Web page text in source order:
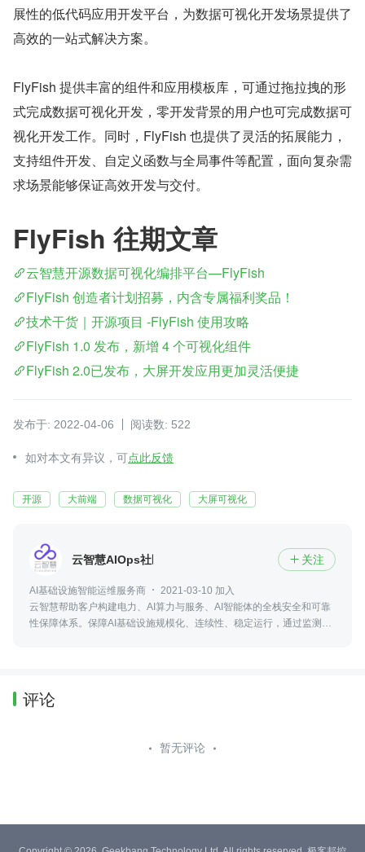
展性的低代码应用开发平台，为数据可视化开发场景提供了
高效的一站式解决方案。
FlyFish 提供丰富的组件和应用模板库，可通过拖拉拽的形
式完成数据可视化开发，零开发背景的用户也可完成数据可
视化开发工作。同时，FlyFish 也提供了灵活的拓展能力，
支持组件开发、自定义函数与全局事件等配置，面向复杂需
求场景能够保证高效开发与交付。
FlyFish 往期文章
云智慧开源数据可视化编排平台—FlyFish
FlyFish 创造者计划招募，内含专属福利奖品！
技术干货｜开源项目 -FlyFish 使用攻略
FlyFish 1.0 发布，新增 4 个可视化组件
FlyFish 2.0已发布，大屏开发应用更加灵活便捷
发布于: 2022-04-06 阅读数: 522
如对本文有异议，可点此反馈
开源 大前端 数据可视化 大屏可视化
云智慧AIOps社区  关注
AI基础设施智能运维服务商
2021-03-10 加入
云智慧帮助客户构建电力、AI算力与服务、AI智能体的全栈安全和可靠
性保障体系。保障AI基础设施规模化、连续性、稳定运行，通过监测、
评论
暂无评论